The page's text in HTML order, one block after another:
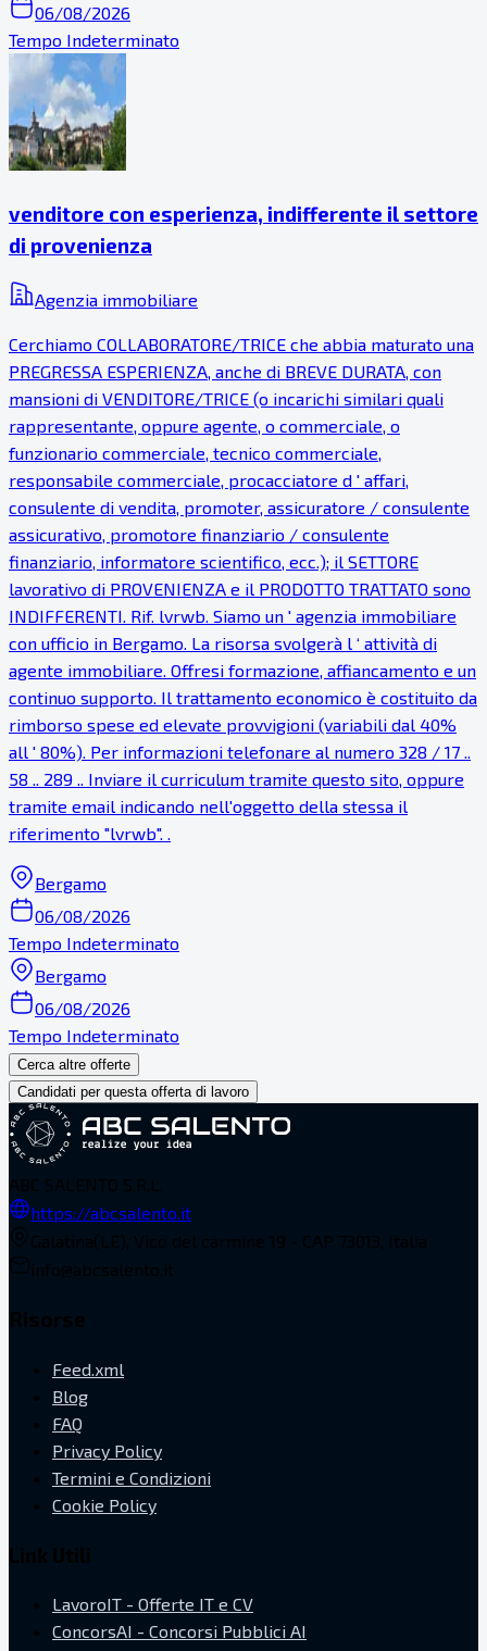
06/08/2026
Tempo Indeterminato
venditore con esperienza, indifferente il settore
di provenienza
Agenzia immobiliare
Cerchiamo COLLABORATORE/TRICE che abbia maturato una
PREGRESSA ESPERIENZA, anche di BREVE DURATA, con
mansioni di VENDITORE/TRICE (o incarichi similari quali
rappresentante, oppure agente, o commerciale, o
funzionario commerciale, tecnico commerciale,
responsabile commerciale, procacciatore d ' affari,
consulente di vendita, promoter, assicuratore / consulente
assicurativo, promotore finanziario / consulente
finanziario, informatore scientifico, ecc.); il SETTORE
lavorativo di PROVENIENZA e il PRODOTTO TRATTATO sono
INDIFFERENTI. Rif. lvrwb. Siamo un ' agenzia immobiliare
con ufficio in Bergamo. La risorsa svolgerà l ‘ attività di
agente immobiliare. Offresi formazione, affiancamento e un
continuo supporto. Il trattamento economico è costituito da
rimborso spese ed elevate provvigioni (variabili dal 40%
all ' 80%). Per informazioni telefonare al numero 328 / 17 ..
58 .. 289 .. Inviare il curriculum tramite questo sito, oppure
tramite email indicando nell'oggetto della stessa il
riferimento "lvrwb". .
Bergamo
06/08/2026
Tempo Indeterminato
Bergamo
06/08/2026
Tempo Indeterminato
Cerca altre offerte
Candidati per questa offerta di lavoro
https://abcsalento.it
Feed.xml
Blog
FAQ
Privacy Policy
Termini e Condizioni
Cookie Policy
LavoroIT - Offerte IT e CV
ConcorsAI - Concorsi Pubblici AI